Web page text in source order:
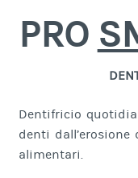
PRO
Dentifricio
denti
alimentari.